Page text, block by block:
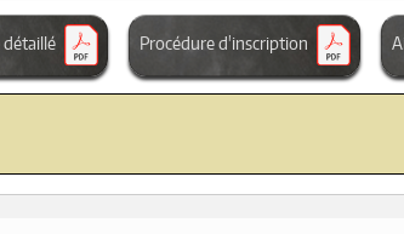
Procédure d'inscription